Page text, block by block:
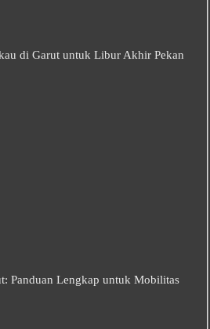
di Garut untuk Libur Akhir Pekan
Panduan Lengkap untuk Mobilitas